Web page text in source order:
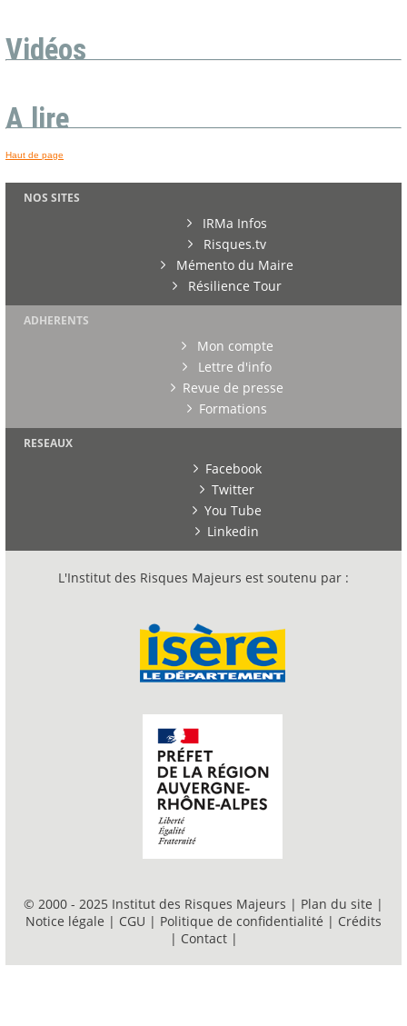
Vidéos
A lire
Haut de page
NOS SITES
IRMa Infos
Risques.tv
Mémento du Maire
Résilience Tour
ADHERENTS
Mon compte
Lettre d'info
Revue de presse
Formations
RESEAUX
Facebook
Twitter
You Tube
Linkedin
L'Institut des Risques Majeurs est soutenu par :
© 2000 - 2025 Institut des Risques Majeurs | Plan du site |
Notice légale | CGU | Politique de confidentialité | Crédits
| Contact |